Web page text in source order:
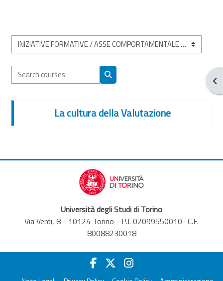
Course categories
Search courses
Search courses
La cultura della Valutazione
Università degli Studi di Torino
Via Verdi, 8 - 10124 Torino - P.I. 02099550010- C.F.
80088230018